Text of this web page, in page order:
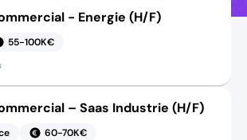
- Energie (H/F)
55-100K€
– Saas Industrie (H/F)
60-70K€